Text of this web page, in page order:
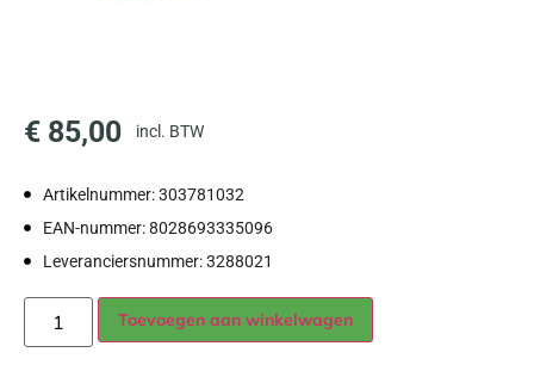
€ 85,00 incl. BTW
Artikelnummer: 303781032
EAN-nummer: 8028693335096
Leveranciersnummer: 3288021
Toevoegen aan winkelwagen